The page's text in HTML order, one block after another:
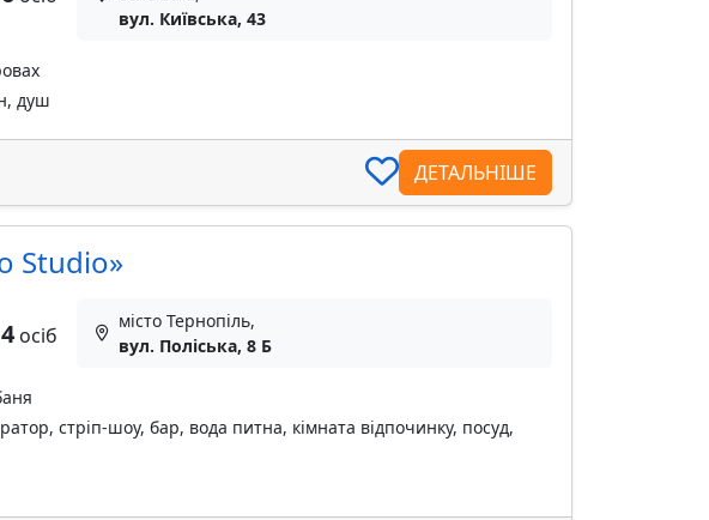
вул. Київська, 43
душ
ДЕТАЛЬНІШЕ
Studio»
4осіб
місто Тернопіль,
вул. Поліська, 8 Б
стріп-шоу, бар, вода питна, кімната відпочинку, посуд,